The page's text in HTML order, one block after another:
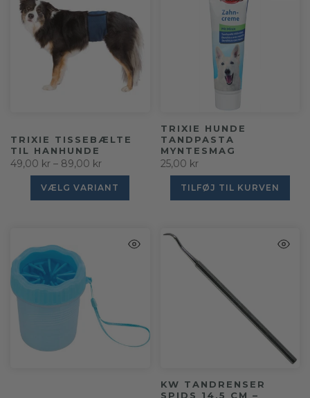
TRIXIE TISSEBÆLTE
TIL HANHUNDE
49,00 kr – 89,00 kr
VÆLG VARIANT
TRIXIE HUNDE
TANDPASTA
MYNTESMAG
25,00 kr
TILFØJ TIL KURVEN
KW TANDRENSER
SPIDS 14,5 CM –